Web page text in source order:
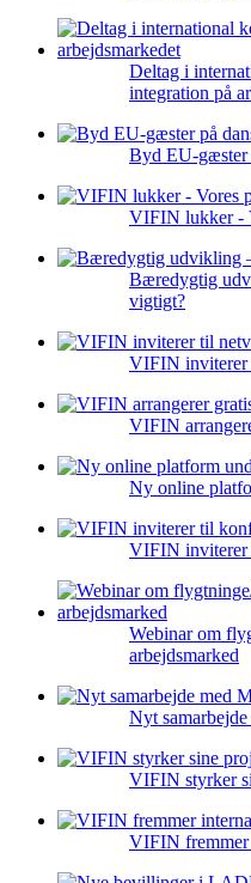
Deltag i
integration på
Byd EU-gæster
VIFIN lukker -
Bæredygtig
vigtigt?
VIFIN inviterer
VIFIN
Ny online
VIFIN inviterer
Webinar om
arbejdsmarked
Nyt
VIFIN styrker
VIFIN fremmer